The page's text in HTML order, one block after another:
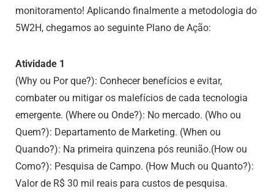
monitoramento! Aplicando finalmente a metodologia do
5W2H, chegamos ao seguinte Plano de Ação:
Atividade 1
(Why ou Por que?): Conhecer benefícios e evitar,
combater ou mitigar os malefícios de cada tecnologia
emergente. (Where ou Onde?): No mercado. (Who ou
Quem?): Departamento de Marketing. (When ou
Quando?): Na primeira quinzena pós reunião.(How ou
Como?): Pesquisa de Campo. (How Much ou Quanto?):
Valor de R$ 30 mil reais para custos de pesquisa.